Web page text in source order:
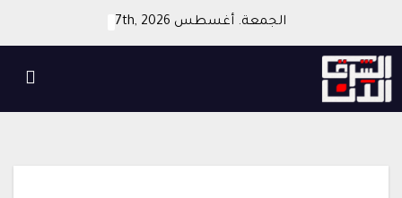
content
الجمعة. أغسطس 7th, 2026